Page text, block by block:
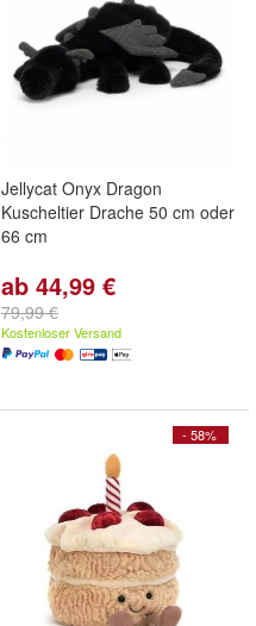
Jellycat Onyx Dragon
Kuscheltier Drache 50 cm oder
66 cm
ab 44,99 €
79,99 €
Kostenloser Versand
- 58%